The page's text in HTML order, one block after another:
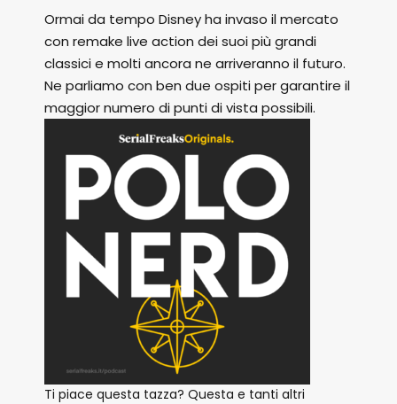
Ormai da tempo Disney ha invaso il mercato
con remake live action dei suoi più grandi
classici e molti ancora ne arriveranno il futuro.
Ne parliamo con ben due ospiti per garantire il
maggior numero di punti di vista possibili.
Ti piace questa tazza? Questa e tanti altri